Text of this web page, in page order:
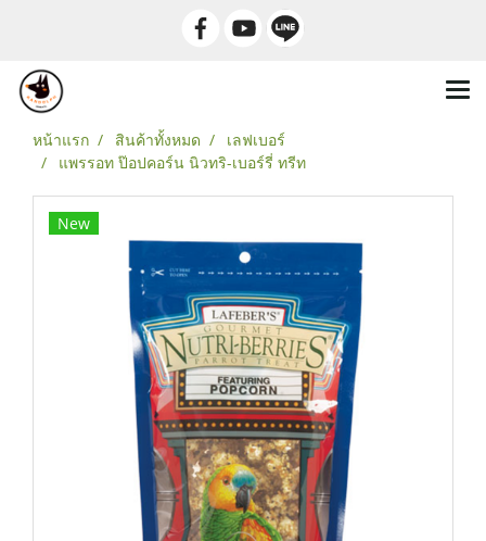
หน้าแรก สินค้าทั้งหมด
เลฟเบอร์
แพรรอท ป๊อปคอร์น นิวทริ-เบอร์รี่ ทรีท
New